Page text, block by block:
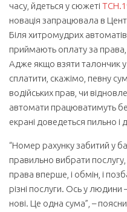
часу, йдеться у сюжеті
новація запрацювала в
Біля хитромудрих
приймають оплату за права,
Адже якщо взяти талончик у
сплатити, скажімо, певну
водійських прав, чи
автомати працюватимуть
екрані доведеться пильно і
“Номер рахунку забитий у
правильно вибрати послугу,
права вперше, і обмін, і
різні послуги. Ось у людини
нові. Це одна сума”, –